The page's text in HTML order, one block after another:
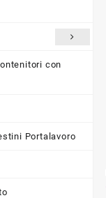
con
Portalavoro